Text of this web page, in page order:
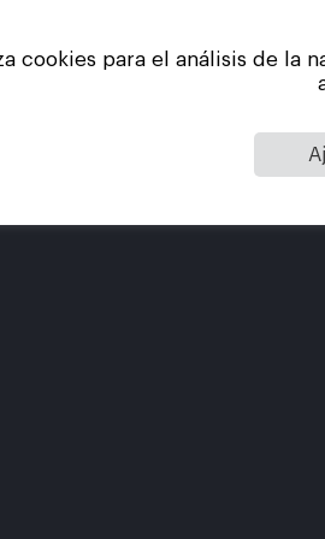
Inicio Empresa Stock
cookies para el análisis de la